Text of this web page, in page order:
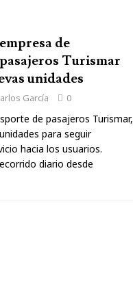
de
Turismar
unidades
García 0
de pasajeros Turismar,
para seguir
hacia los usuarios.
diario desde